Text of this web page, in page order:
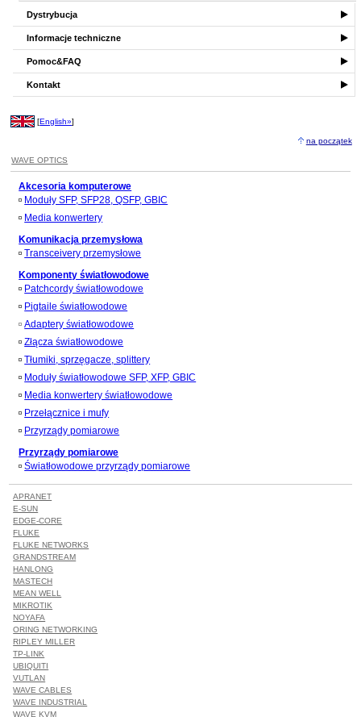
Dystrybucja
Informacje techniczne
Pomoc&FAQ
Kontakt
[English»]
na początek
WAVE OPTICS
Akcesoria komputerowe
Moduły SFP, SFP28, QSFP, GBIC
Media konwertery
Komunikacja przemysłowa
Transceivery przemysłowe
Komponenty światłowodowe
Patchcordy światłowodowe
Pigtaile światłowodowe
Adaptery światłowodowe
Złącza światłowodowe
Tłumiki, sprzęgacze, splittery
Moduły światłowodowe SFP, XFP, GBIC
Media konwertery światłowodowe
Przełącznice i mufy
Przyrządy pomiarowe
Przyrządy pomiarowe
Światłowodowe przyrządy pomiarowe
APRANET
E-SUN
EDGE-CORE
FLUKE
FLUKE NETWORKS
GRANDSTREAM
HANLONG
MASTECH
MEAN WELL
MIKROTIK
NOYAFA
ORING NETWORKING
RIPLEY MILLER
TP-LINK
UBIQUITI
VUTLAN
WAVE CABLES
WAVE INDUSTRIAL
WAVE KVM